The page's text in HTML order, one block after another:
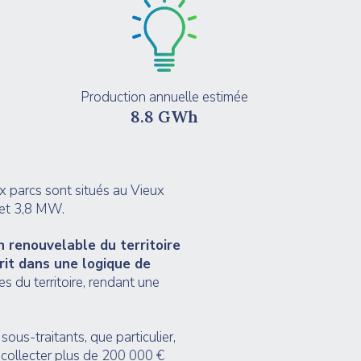
Production annuelle estimée
8.8 GWh
parcs sont situés au Vieux
3,8 MW.
renouvelable du territoire
dans une logique de
du territoire, rendant une
traitants, que particulier,
plus de 200 000 €